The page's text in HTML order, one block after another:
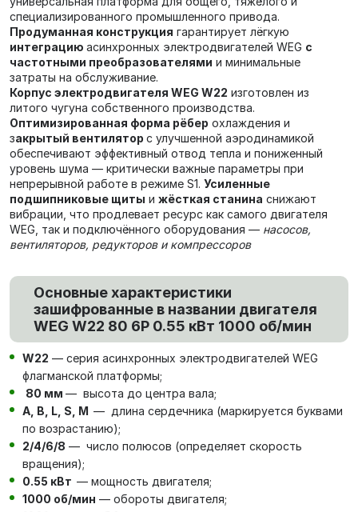
специализированного промышленного привода.
Продуманная конструкция гарантирует лёгкую
интеграцию асинхронных электродвигателей WEG с
частотными преобразователями и минимальные
затраты на обслуживание.
Корпус электродвигателя WEG W22 изготовлен из
литого чугуна собственного производства.
Оптимизированная форма рёбер охлаждения и
закрытый вентилятор с улучшенной аэродинамикой
обеспечивают эффективный отвод тепла и пониженный
уровень шума — критически важные параметры при
непрерывной работе в режиме S1. Усиленные
подшипниковые щиты и жёсткая станина снижают
вибрации, что продлевает ресурс как самого двигателя
WEG, так и подключённого оборудования — насосов,
вентиляторов, редукторов и компрессоров
Основные характеристики
зашифрованные в названии двигателя
WEG W22 80 6P 0.55 кВт 1000 об/мин
W22 — серия асинхронных электродвигателей WEG
флагманской платформы;
80 мм — высота до центра вала;
А, В, L, S, М — длина сердечника (маркируется буквами
по возрастанию);
2/4/6/8 — число полюсов (определяет скорость
вращения);
0.55 кВт — мощность двигателя;
1000 об/мин — обороты двигателя;